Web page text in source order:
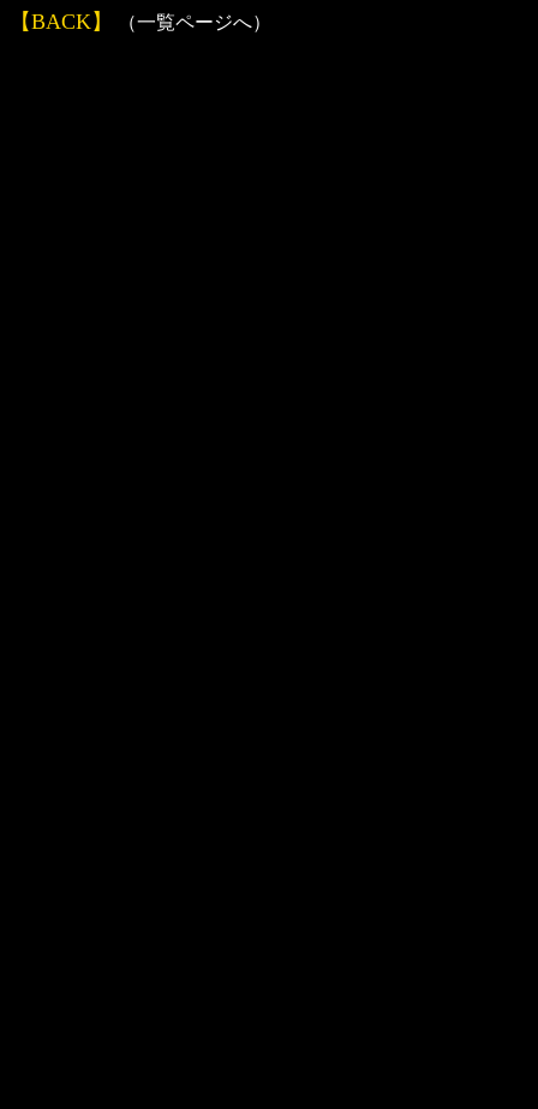
【BACK】 （一覧ページへ）